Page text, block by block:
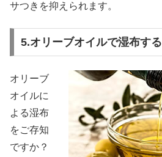
サつきを抑えられます。
5.オリーブオイルで湿布する
オリーブ
オイルに
よる湿布
をご存知
ですか？